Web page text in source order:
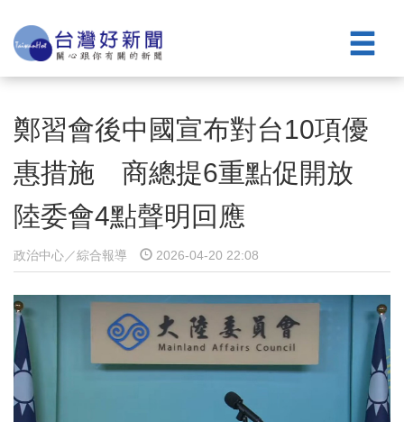
鄭習會後中國宣布對台10項優
惠措施 商總提6重點促開放
陸委會4點聲明回應
政治中心／綜合報導 2026-04-20 22:08